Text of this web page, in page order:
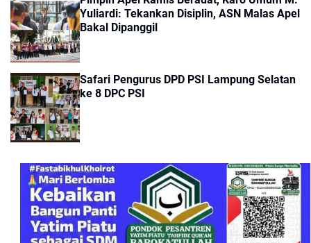
Yuliardi: Tekankan Disiplin, ASN Malas Apel
Bakal Dipanggil
Safari Pengurus DPD PSI Lampung Selatan
ke 8 DPC PSI